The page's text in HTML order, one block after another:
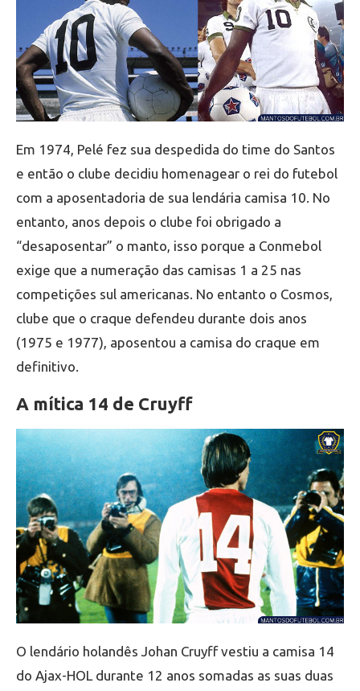
Em 1974, Pelé fez sua despedida do time do Santos
e então o clube decidiu homenagear o rei do futebol
com a aposentadoria de sua lendária camisa 10. No
entanto, anos depois o clube foi obrigado a
“desaposentar” o manto, isso porque a Conmebol
exige que a numeração das camisas 1 a 25 nas
competições sul americanas. No entanto o Cosmos,
clube que o craque defendeu durante dois anos
(1975 e 1977), aposentou a camisa do craque em
definitivo.
A mítica 14 de Cruyff
O lendário holandês Johan Cruyff vestiu a camisa 14
do Ajax-HOL durante 12 anos somadas as suas duas